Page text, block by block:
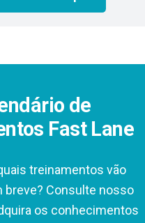
de
Fast Lane
treinamentos vão
breve? Consulte nosso
os conhecimentos